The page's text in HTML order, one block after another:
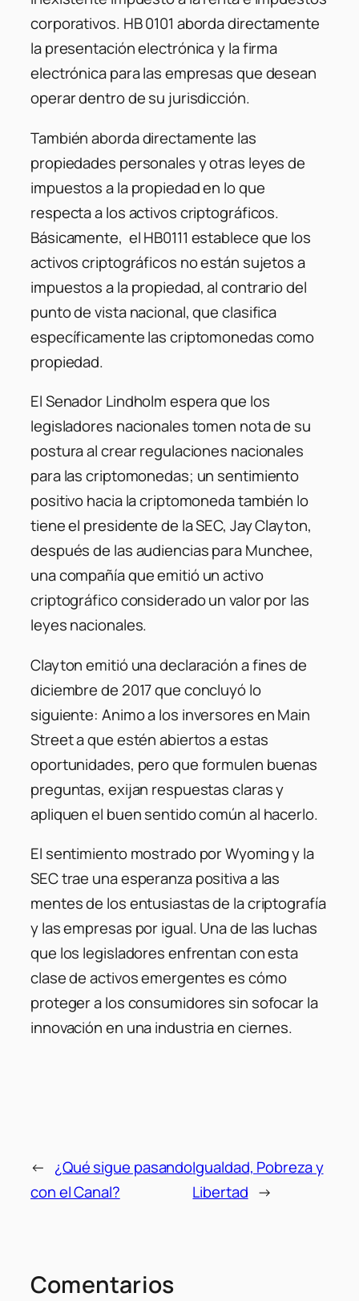
corporativos. HB 0101 aborda directamente
la presentación electrónica y la firma
electrónica para las empresas que desean
operar dentro de su jurisdicción.
También aborda directamente las
propiedades personales y otras leyes de
impuestos a la propiedad en lo que
respecta a los activos criptográficos.
Básicamente, el HB0111 establece que los
activos criptográficos no están sujetos a
impuestos a la propiedad, al contrario del
punto de vista nacional, que clasifica
específicamente las criptomonedas como
propiedad.
El Senador Lindholm espera que los
legisladores nacionales tomen nota de su
postura al crear regulaciones nacionales
para las criptomonedas; un sentimiento
positivo hacia la criptomoneda también lo
tiene el presidente de la SEC, Jay Clayton,
después de las audiencias para Munchee,
una compañía que emitió un activo
criptográfico considerado un valor por las
leyes nacionales.
Clayton emitió una declaración a fines de
diciembre de 2017 que concluyó lo
siguiente: Animo a los inversores en Main
Street a que estén abiertos a estas
oportunidades, pero que formulen buenas
preguntas, exijan respuestas claras y
apliquen el buen sentido común al hacerlo.
El sentimiento mostrado por Wyoming y la
SEC trae una esperanza positiva a las
mentes de los entusiastas de la criptografía
y las empresas por igual. Una de las luchas
que los legisladores enfrentan con esta
clase de activos emergentes es cómo
proteger a los consumidores sin sofocar la
innovación en una industria en ciernes.
← ¿Qué sigue pasando
con el Canal?
Igualdad, Pobreza y
Libertad →
Comentarios